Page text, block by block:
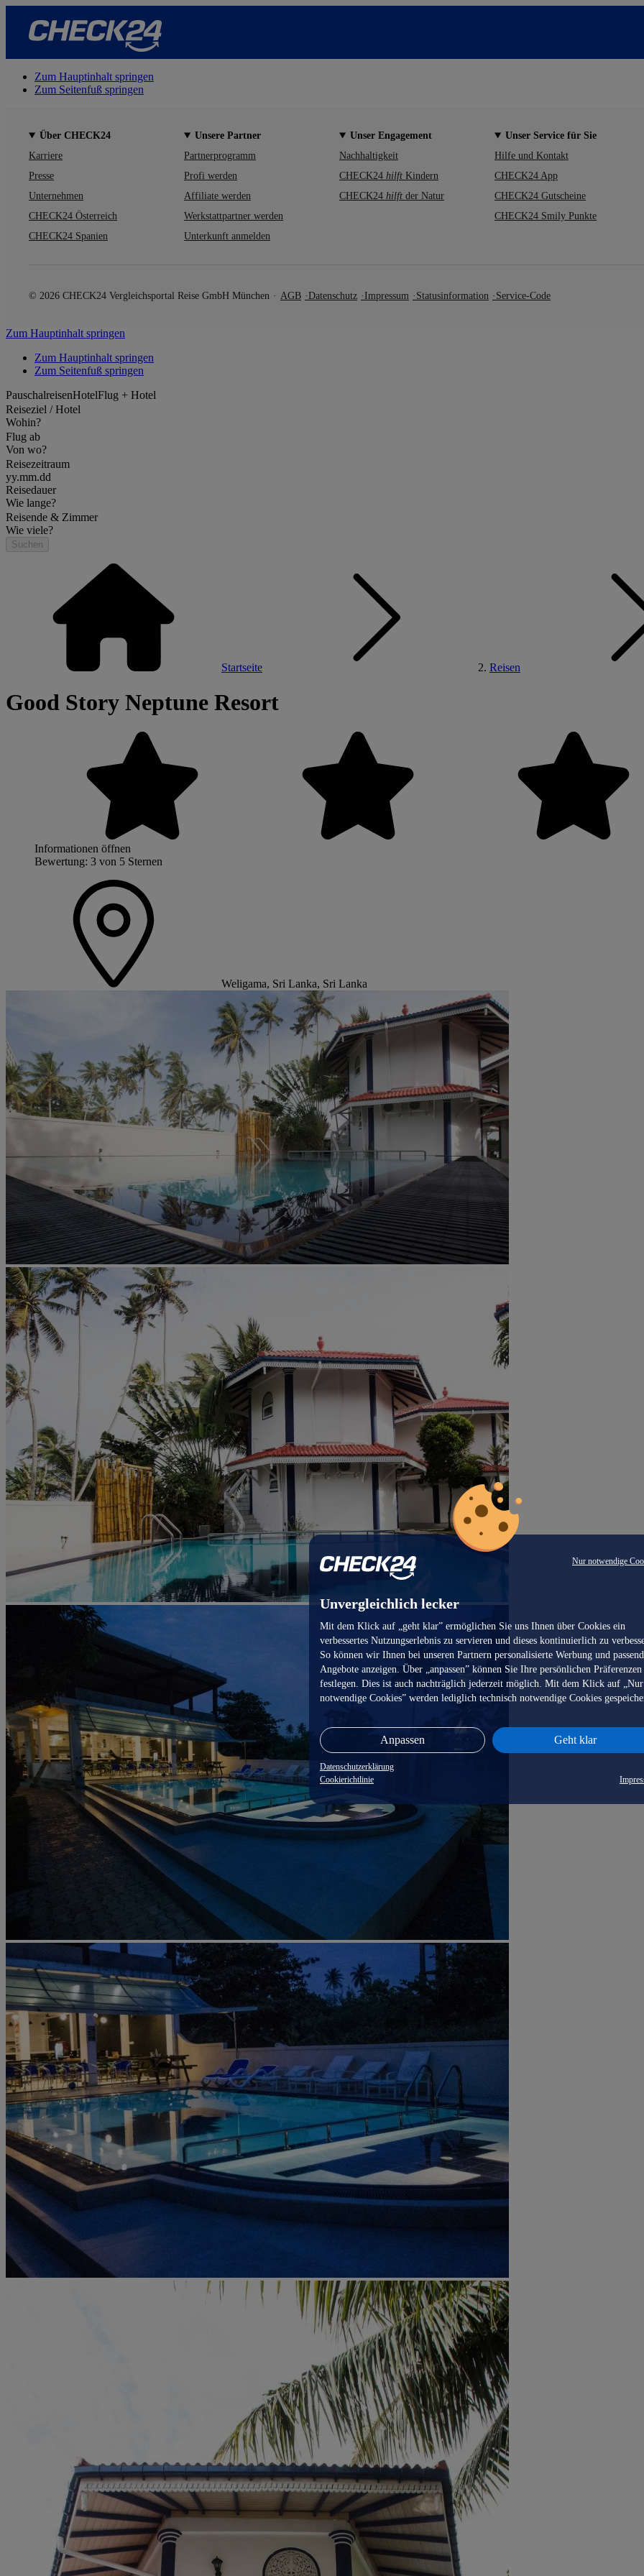
Nur notwendige
Unvergleichlich lecker
Mit dem Klick auf „geht klar” ermöglichen Sie uns Ihnen über Cookies ein
verbessertes Nutzungserlebnis zu servieren und dieses kontinuierlich zu
So können wir Ihnen bei unseren Partnern personalisierte Werbung und
Angebote anzeigen. Über „anpassen” können Sie Ihre persönlichen Präferenzen
festlegen. Dies ist auch nachträglich jederzeit möglich. Mit dem Klick auf „Nur
notwendige Cookies” werden lediglich technisch notwendige Cookies
Anpassen Geht klar
Datenschutzerklärung
Cookierichtlinie
Zum Hauptinhalt springen
Zum Seitenfuß springen
Über CHECK24
Karriere
Presse
Unternehmen
CHECK24 Österreich
CHECK24 Spanien
Unsere Partner
Partnerprogramm
Profi werden
Affiliate werden
Werkstattpartner werden
Unterkunft anmelden
Unser Engagement
Nachhaltigkeit
CHECK24 hilft Kindern
CHECK24 hilft der Natur
Unser Service für Sie
Hilfe und Kontakt
CHECK24 App
CHECK24 Gutscheine
CHECK24 Smily Punkte
© 2026 CHECK24 Vergleichsportal Reise GmbH München AGB Datenschutz Impressum Statusinformation Service-Code
Zum Hauptinhalt springen
Zum Hauptinhalt springen
Zum Seitenfuß springen
PauschalreisenHotelFlug + Hotel
Reiseziel / Hotel
Wohin?
Flug ab
Von wo?
Reisezeitraum
yy.mm.dd
Reisedauer
Wie lange?
Reisende & Zimmer
Wie viele?
Suchen
Startseite Reisen
Good Story Neptune Resort
Informationen öffnen
Bewertung: 3 von 5 Sternen
Weligama, Sri Lanka, Sri Lanka